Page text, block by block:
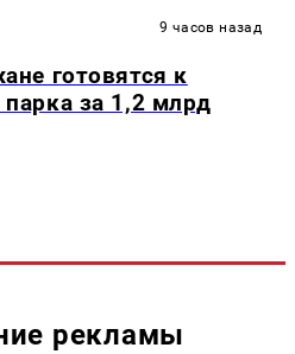
9 часов назад
готовятся к
за 1,2 млрд
рекламы